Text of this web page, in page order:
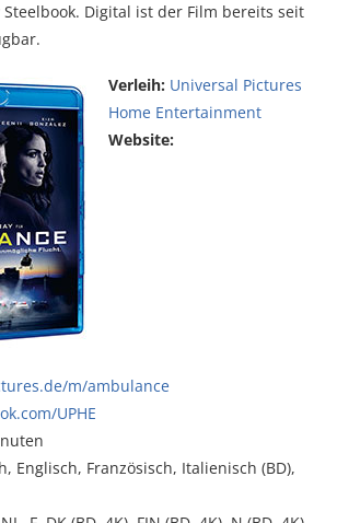
Digital ist der Film bereits seit
Verleih: Universal Pictures
Home Entertainment
Website:
m/ambulance
UPHE
Englisch, Französisch, Italienisch (BD),